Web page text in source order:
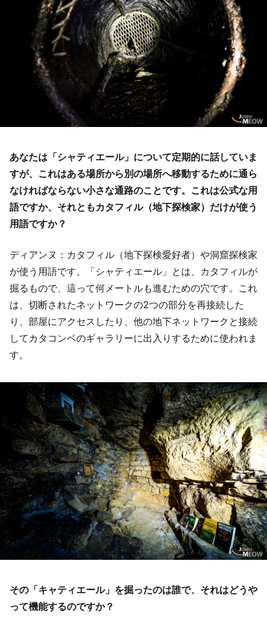
あなたは「シャティエール」について定期的に話していま
すが、これはある場所から別の場所へ移動するために通ら
なければならない小さな通路のことです。これは公式な用
語ですか、それともカタフィル（地下探検家）だけが使う
用語ですか？
ディアンヌ：カタフィル（地下探検愛好者）や洞窟探検家
が使う用語です。「シャティエール」とは、カタフィルが
掘るもので、這って何メートルも進むための穴です。これ
は、切断されたネットワークの2つの部分を再接続した
り、部屋にアクセスしたり、他の地下ネットワークと接続
してカタコンベのギャラリーに出入りするために使われま
す。
その「キャティエール」を掘ったのは誰で、それはどうや
って機能するのですか？